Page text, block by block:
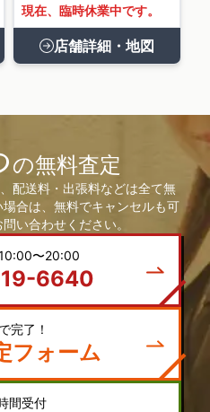
現在、臨時休業中です。
店舗詳細・地図
の無料査定
配送料・出張料などは全て無
合は、無料でキャンセルも可
い合わせください。
〜20:00
6640
フォーム
間受付